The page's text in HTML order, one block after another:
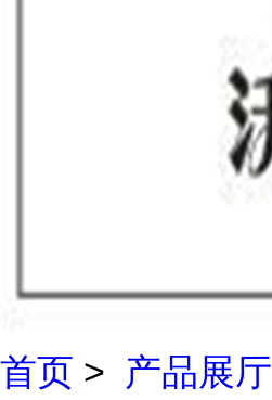
首页 > 产品展厅